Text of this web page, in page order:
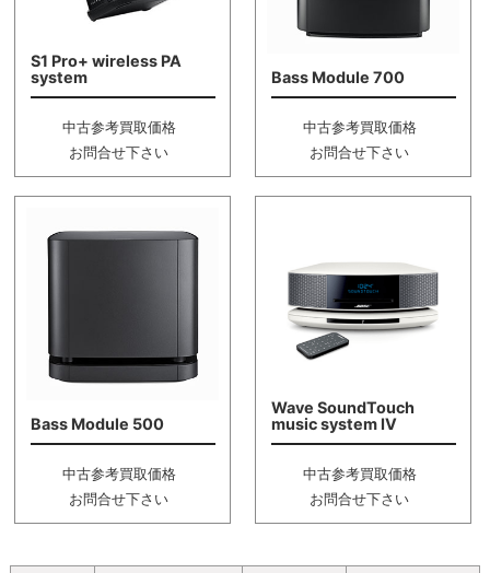
S1 Pro+ wireless PA
system
中古参考買取価格
お問合せ下さい
Bass Module 700
中古参考買取価格
お問合せ下さい
Bass Module 500
中古参考買取価格
お問合せ下さい
Wave SoundTouch
music system IV
中古参考買取価格
お問合せ下さい